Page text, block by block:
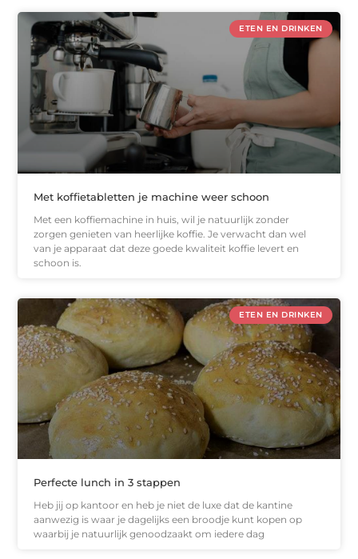
ETEN EN DRINKEN
Met koffietabletten je machine weer schoon
Met een koffiemachine in huis, wil je natuurlijk zonder
zorgen genieten van heerlijke koffie. Je verwacht dan wel
van je apparaat dat deze goede kwaliteit koffie levert en
schoon is.
ETEN EN DRINKEN
Perfecte lunch in 3 stappen
Heb jij op kantoor en heb je niet de luxe dat de kantine
aanwezig is waar je dagelijks een broodje kunt kopen op
waarbij je natuurlijk genoodzaakt om iedere dag